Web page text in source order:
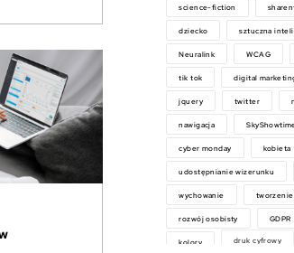
science-fiction
dziecko sztuczna
Neuralink WCAG
tik tok digital
jquery twitter
nawigacja
cyber monday kobieta
udostępnianie wizerunku
wychowanie
rozwój osobisty GDPR
kolory druk cyfrowy